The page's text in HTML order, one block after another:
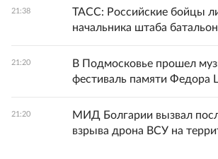
21:38
ТАСС: Российские бойцы
начальника штаба
21:20
В Подмосковье прошел
фестиваль памяти Федора
21:20
МИД Болгарии вызвал
взрыва дрона ВСУ на